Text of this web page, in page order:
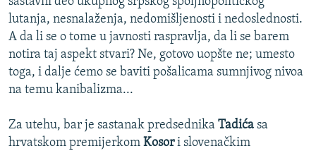
lutanja, nesnalaženja, nedomišljenosti i nedoslednosti.
A da li se o tome u javnosti raspravlja, da li se barem
notira taj aspekt stvari? Ne, gotovo uopšte ne; umesto
toga, i dalje ćemo se baviti pošalicama sumnjivog nivoa
na temu kanibalizma...
Za utehu, bar je sastanak predsednika Tadića sa
hrvatskom premijerkom Kosori slovenačkim